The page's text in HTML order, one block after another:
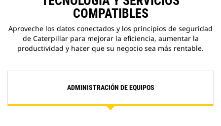
COMPATIBLES
Aproveche los datos conectados y los principios de seguridad
de Caterpillar para mejorar la eficiencia, aumentar la
productividad y hacer que su negocio sea más rentable.
ADMINISTRACIÓN DE EQUIPOS